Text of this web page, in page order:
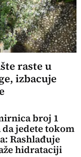
raste u
izbacuje
broj 1
jedete tokom
Rashlađuje
hidrataciji